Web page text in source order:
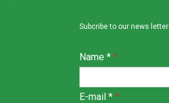
Subcribe to our news letter
Name * *
E-mail * *